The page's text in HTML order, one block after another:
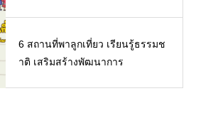
6 สถานที่พาลูกเที่ยว เรียนรู้ธรรมช
าติ เสริมสร้างพัฒนาการ